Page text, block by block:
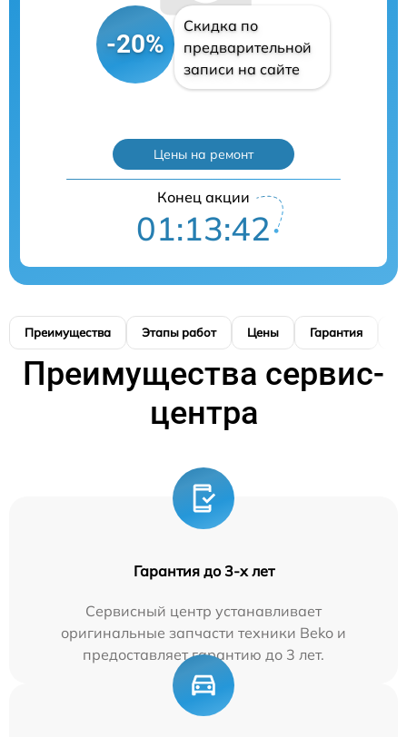
-20%
Скидка по
предварительной
записи на сайте
Цены на ремонт
Конец акции
01:13:41
Преимущества Этапы работ Цены Гарантия
Преимущества сервис-
центра
Гарантия до 3-х лет
Сервисный центр устанавливает
оригинальные запчасти техники Beko и
предоставляет гарантию до 3 лет.